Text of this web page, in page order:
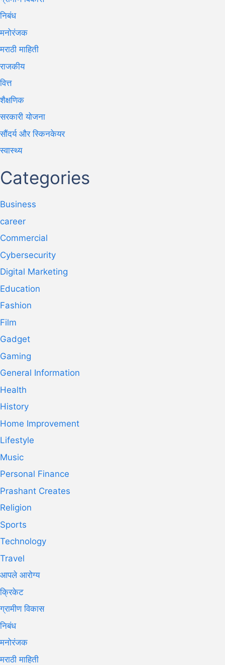
निबंध
मनोरंजक
मराठी माहिती
राजकीय
वित्त
शैक्षणिक
सरकारी योजना
सौंदर्य और स्किनकेयर
स्वास्थ्य
Categories
Business
career
Commercial
Cybersecurity
Digital Marketing
Education
Fashion
Film
Gadget
Gaming
General Information
Health
History
Home Improvement
Lifestyle
Music
Personal Finance
Prashant Creates
Religion
Sports
Technology
Travel
आपले आरोग्य
क्रिकेट
ग्रामीण विकास
निबंध
मनोरंजक
मराठी माहिती